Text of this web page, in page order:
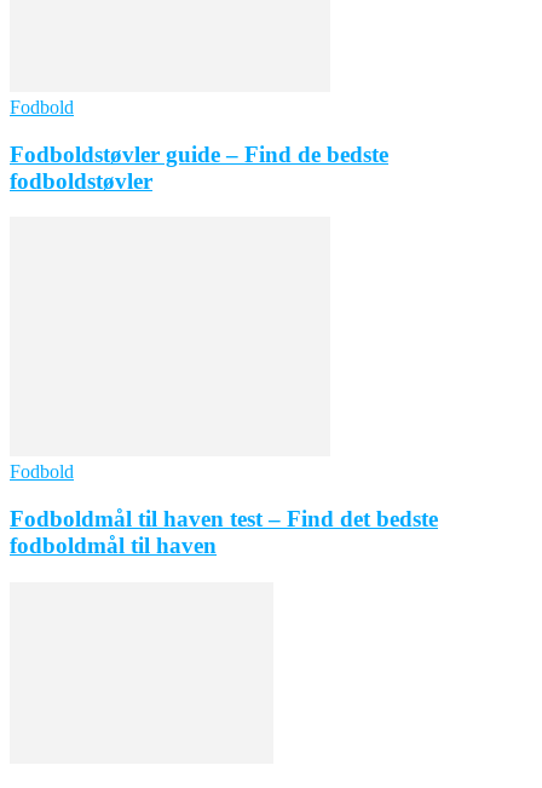
Fodbold
Fodboldstøvler guide – Find de bedste
fodboldstøvler
Fodbold
Fodboldmål til haven test – Find det bedste
fodboldmål til haven